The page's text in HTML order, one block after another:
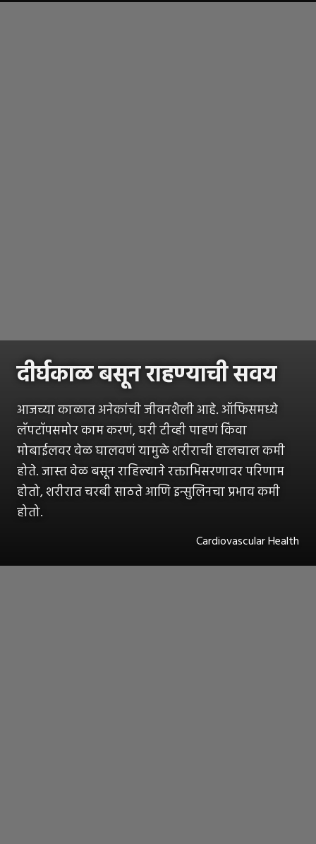
दीर्घकाळ बसून राहण्याची सवय
आजच्या काळात अनेकांची जीवनशैली आहे. ऑफिसमध्ये
लॅपटॉपसमोर काम करणं, घरी टीव्ही पाहणं किंवा
मोबाईलवर वेळ घालवणं यामुळे शरीराची हालचाल कमी
होते. जास्त वेळ बसून राहिल्याने रक्ताभिसरणावर परिणाम
होतो, शरीरात चरबी साठते आणि इन्सुलिनचा प्रभाव कमी
होतो.
Cardiovascular Health